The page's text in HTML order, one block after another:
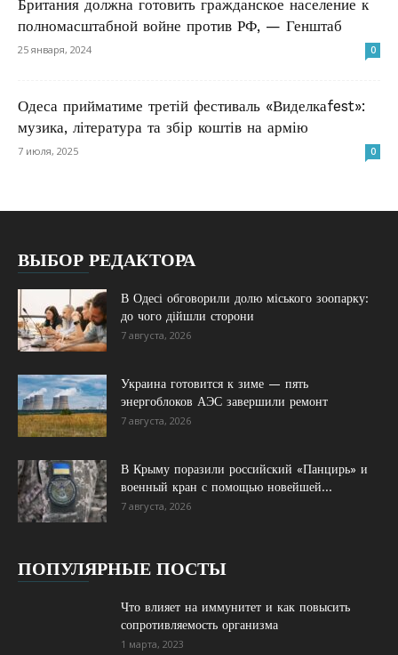
Британия должна готовить гражданское население к
полномасштабной войне против РФ, — Генштаб
25 января, 2024 0
Одеса прийматиме третій фестиваль «Виделкаfest»:
музика, література та збір коштів на армію
7 июля, 2025 0
ВЫБОР РЕДАКТОРА
В Одесі обговорили долю міського зоопарку:
до чого дійшли сторони
7 августа, 2026
Украина готовится к зиме — пять
энергоблоков АЭС завершили ремонт
7 августа, 2026
В Крыму поразили российский «Панцирь» и
военный кран с помощью новейшей...
7 августа, 2026
ПОПУЛЯРНЫЕ ПОСТЫ
Что влияет на иммунитет и как повысить
сопротивляемость организма
1 марта, 2023